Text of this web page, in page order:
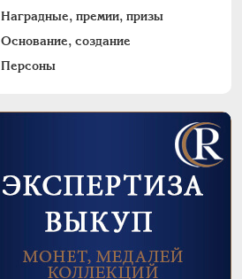
Наградные, премии, призы
Основание, создание
Персоны